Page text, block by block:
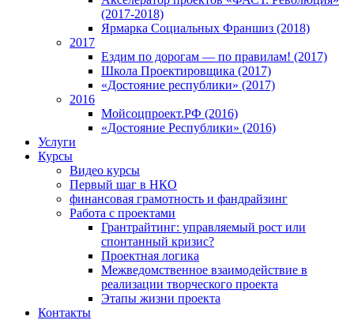
(2017-2018)
Ярмарка Социальных Франшиз (2018)
2017
Ездим по дорогам — по правилам! (2017)
Школа Проектировщика (2017)
«Достояние республики» (2017)
2016
Мойсоцпроект.РФ (2016)
«Достояние Республики» (2016)
Услуги
Курсы
Видео курсы
Первый шаг в НКО
финансовая грамотность и фандрайзинг
Работа с проектами
Грантрайтинг: управляемый рост или
спонтанный кризис?
Проектная логика
Межведомственное взаимодействие в
реализации творческого проекта
Этапы жизни проекта
Контакты